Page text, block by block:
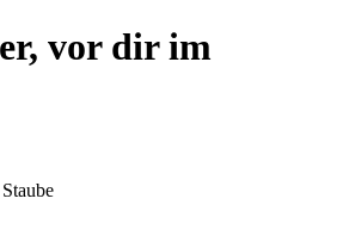
vor dir im